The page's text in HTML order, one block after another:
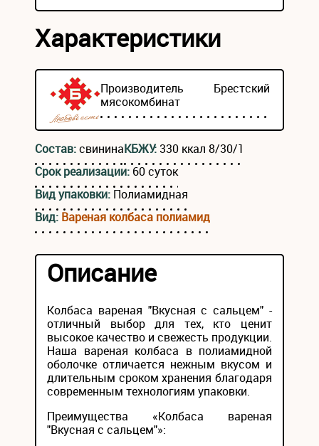
Характеристики
Производитель Брестский
мясокомбинат
Состав:свининаКБЖУ:330 ккал 8/30/1
Срок реализации: 60 суток
Вид упаковки: Полиамидная
Вид: Вареная колбаса полиамид
Описание
Колбаса вареная "Вкусная с сальцем" -
отличный выбор для тех, кто ценит
высокое качество и свежесть продукции.
Наша вареная колбаса в полиамидной
оболочке отличается нежным вкусом и
длительным сроком хранения благодаря
современным технологиям упаковки.
Преимущества «Колбаса вареная
"Вкусная с сальцем"»: